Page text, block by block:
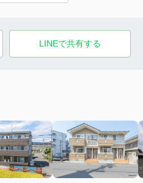
LINEで共有する